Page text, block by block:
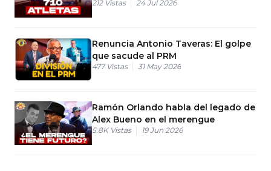
212 Vistas 24 Jul 2026
Renuncia Antonio Taveras: El golpe
que sacude al PRM
477 Vistas 31 May 2026
Ramón Orlando habla del legado de
Alex Bueno en el merengue
5.8K Vistas 19 Jun 2026